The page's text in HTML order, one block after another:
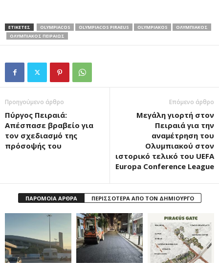
ΕΤΙΚΕΤΕΣ OLYMPIACOS OLYMPIACOS PIRAEUS OLYMPIAKOS
ΟΛΥΜΠΙΑΚΟΣ
ΟΛΥΜΠΙΑΚΟΣ ΠΕΙΡΑΙΩΣ
Προηγούμενο άρθρο
Πύργος Πειραιά:
Απέσπασε βραβείο για
τον σχεδιασμό της
πρόσοψής του
Επόμενο άρθρο
Μεγάλη γιορτή στον
Πειραιά για την
αναμέτρηση του
Ολυμπιακού στον
ιστορικό τελικό του UEFA
Europa Conference League
ΠΑΡΟΜΟΙΑ ΑΡΘΡΑ ΠΕΡΙΣΣΟΤΕΡΑ ΑΠΟ ΤΟΝ ΔΗΜΙΟΥΡΓΟ